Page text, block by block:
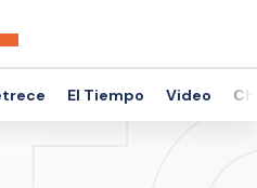
El Tiempo Video